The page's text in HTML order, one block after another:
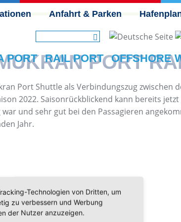
Anfahrt & Parken
PORT RAIL PORT OFFSHORE
PORT
Port Shuttle als Verbindungszug zwischen
2022. Saisonrückblickend kann bereits
und sehr gut bei den Passagieren
Jahr.
Technologien von Dritten, um
zu verbessern und Werbung
der Nutzer anzuzeigen.